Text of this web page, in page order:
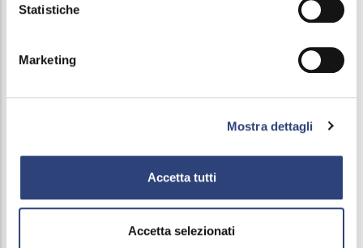
Statistiche
Marketing
Mostra dettagli
Accetta tutti
Accetta selezionati
richiesto dalla legge il Suo consenso.
In ogni caso, la Società non trasferisce i Suoi dati al
I Suoi dati personali verranno conservati, in
conformità a quanto previsto dalla vigente normativa